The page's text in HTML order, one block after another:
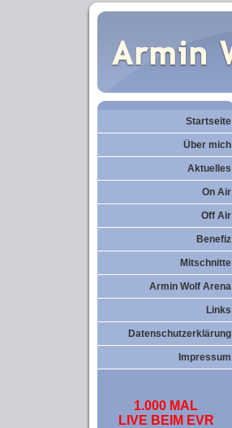
Startseite
Über mich
Aktuelles
On Air
Off Air
Benefiz
Mitschnitte
Armin Wolf Arena
Links
Datenschutzerklärung
Impressum
1.000 MAL
LIVE BEIM EVR